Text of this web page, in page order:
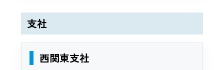
支社
西関東支社